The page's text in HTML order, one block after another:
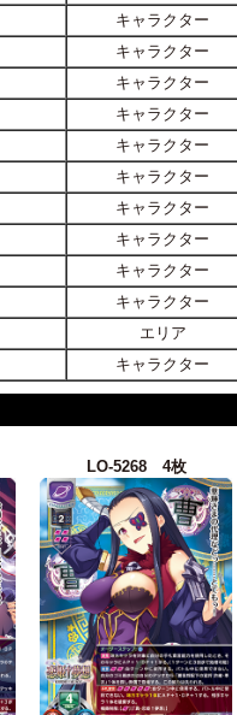
キャラクター
キャラクター
キャラクター
キャラクター
キャラクター
キャラクター
キャラクター
キャラクター
キャラクター
キャラクター
エリア
キャラクター
LO-5268 4枚